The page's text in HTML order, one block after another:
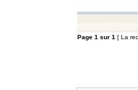
Page 1 sur 1 [ La